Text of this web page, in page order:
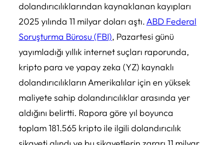
dolandırıcılıklarından kaynaklanan kayıpları
2025 yılında 11 milyar doları aştı.ABD Federal
Soruşturma Bürosu (FBI), Pazartesi günü
yayımladığı yıllık internet suçları raporunda,
kripto para ve yapay zeka (YZ) kaynaklı
dolandırıcılıkların Amerikalılar için en yüksek
maliyete sahip dolandırıcılıklar arasında yer
aldığını belirtti. Rapora göre yıl boyunca
toplam 181.565 kripto ile ilgili dolandırıcılık